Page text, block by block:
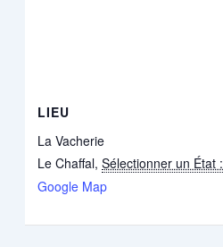
LIEU
La Vacherie
Le Chaffal, Sélectionner un État :
Google Map